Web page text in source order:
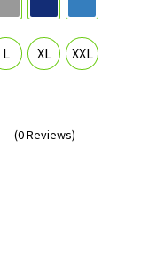
Grey melange
Navy blåRoyal blue
L
L
XL
XL
XXL
XXL
(0 Reviews)